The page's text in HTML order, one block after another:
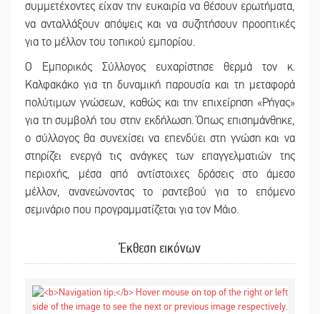
συμμετέχοντες είχαν την ευκαιρία να θέσουν ερωτήματα,
να ανταλλάξουν απόψεις και να συζητήσουν προοπτικές
για το μέλλον του τοπικού εμπορίου.
Ο Εμπορικός Σύλλογος ευχαρίστησε θερμά τον κ.
Καλφακάκο για τη δυναμική παρουσία και τη μεταφορά
πολύτιμων γνώσεων, καθώς και την επιχείρηση «Ρήγας»
για τη συμβολή του στην εκδήλωση. Όπως επισημάνθηκε,
ο σύλλογος θα συνεχίσει να επενδύει στη γνώση και να
στηρίζει ενεργά τις ανάγκες των επαγγελματιών της
περιοχής, μέσα από αντίστοιχες δράσεις στο άμεσο
μέλλον, ανανεώνοντας το ραντεβού για το επόμενο
σεμινάριο που προγραμματίζεται για τον Μάιο.
Έκθεση εικόνων